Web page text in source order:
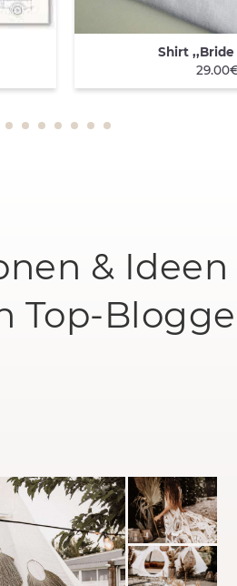
QUICK VIEWShirt ,,Bride
& Ideen
Top-